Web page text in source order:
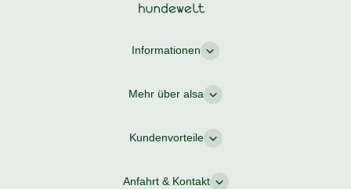
Informationen
Mehr über alsa
Kundenvorteile
Anfahrt & Kontakt